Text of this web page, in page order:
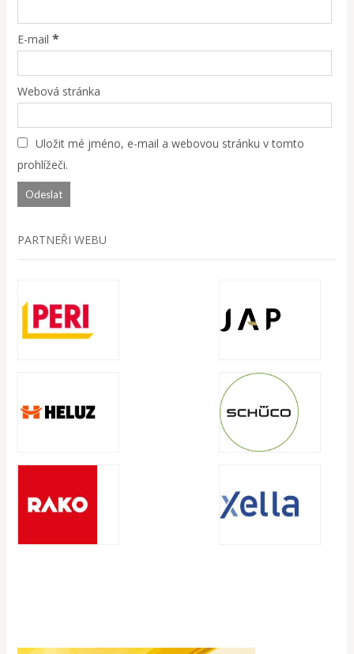
E-mail *
Webová stránka
Uložit mé jméno, e-mail a webovou stránku v tomto
prohlížeči.
PARTNEŘI WEBU